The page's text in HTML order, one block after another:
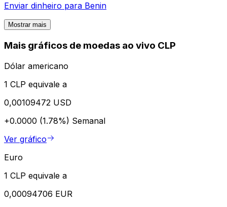
Enviar dinheiro para Benin
Mostrar mais
Mais gráficos de moedas ao vivo CLP
Dólar americano
1 CLP equivale a
0,00109472 USD
+0.0000 (1.78%) Semanal
Ver gráfico
Euro
1 CLP equivale a
0,00094706 EUR